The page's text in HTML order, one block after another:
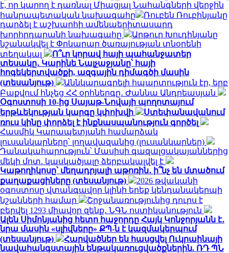
է, որ կարող է դառնալ Միացյալ Նահանգների վերջին
հանրապետական ​​նախագահը
Ռուբեն Ռուբինյանը
դարձել է աշխարհի ամենաերիտասարդ
խորհրդարանի նախագահը
Արթուր Խուդինյանը
նշանակվել է Փրկարար ծառայության տնօրենի
տեղակալ
Ո՞ւր կորավ հայի պահանջատեր
տեսակը․ Կարինե Նալչաջյանը՝ հայի
հոգեկերտվածքի, ազգային դիմագծի մասին
(տեսանյութ)
Աննկարագրելի հպարտություն էր, երբ
Բաքվում հնչեց ՀՀ օրհներգը․ Ժաննա Անդրեասյան
Օգոստոսի 10-ից Սայաթ-Նովայի պողոտայում
երթևեկության կարգը կփոխվի
Ստեփանավանում
ռուս կինը փորձել է ինքնասպանություն գործել
Հասմիկ Կարապետյանի համարձակ
լուսանկարները՝ լողավազանից (լուսանկարներ)
Դանակահարություն՝ Մասիսի գազալցակայաններից
մեկի մոտ. կասկածյալը ձերբակալվել է
Կաթողիկոսը՝ մեղադրյալի աթոռին․ ի՞նչ են մտածում
քաղաքացիները (տեսանյութ)
2026 թվականի
օգոստոսը վտանգավոր կլինի երեք կենդանակերպի
նշանների համար
Շրջանառությունից դուրս է
բերվել 1293 միավոր զենք․ ՆԳՆ ոստիկանություն
Ալեն Սիմոնյանից հետո հաջորդը Հայկ Կոնջորյանն է․
նրա մասին «սլիվները» ՔՊ-ն է կազմակերպում
(տեսանյութ)
Հարվածներ են հասցվել Ուկրաինայի
նավահանգստային ենթակառուցվածքներին. ՌԴ ՊՆ